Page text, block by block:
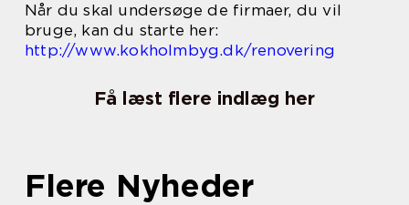
Når du skal undersøge de firmaer, du vil
bruge, kan du starte her:
http://www.kokholmbyg.dk/renovering
Få læst flere indlæg her
Flere Nyheder